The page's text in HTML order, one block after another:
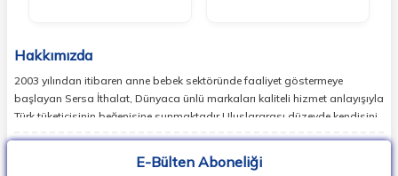
Hakkımızda
2003 yılından itibaren anne bebek sektöründe faaliyet göstermeye
başlayan Sersa İthalat, Dünyaca ünlü markaları kaliteli hizmet anlayışıyla
Türk tüketicisinin beğenisine sunmaktadır.Uluslararası düzeyde kendisini
ispatlamış en doğru markaları sizlerle buluşturan Sersa İthalat,
Dünyada en popüler bebek markalarının ürün koleksiyonlarının
E-Bülten Aboneliği